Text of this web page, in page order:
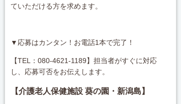
ていただける方を求めます。
▼応募はカンタン！お電話1本で完了！
【TEL：080-4621-1189】担当者がすぐに対応
し、応募可否をお伝えします。
【介護老人保健施設 葵の園・新潟島】